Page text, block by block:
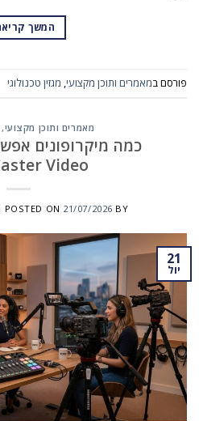
המשך
פורסם במאמרים ותוכן מקצועי, מגזין טכנולוגי
מאמרים ותוכן מקצועי,
כמה מיקרופונים
Video
POSTED ON 21/07/2026 BY
21
יול